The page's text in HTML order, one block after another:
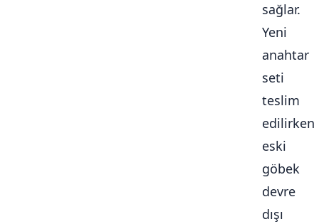
sağlar.
Yeni
anahtar
seti
teslim
edilirken
eski
göbek
devre
dışı